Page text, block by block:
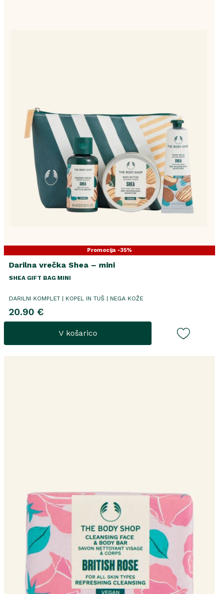
Promocija -35%
Darilna vrečka Shea – mini
SHEA GIFT BAG MINI
DARILNI KOMPLET | KOPEL IN TUŠ | NEGA KOŽE
20.90 €
V košarico